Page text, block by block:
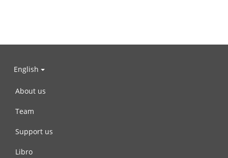
English
About us
Team
Support us
Libro